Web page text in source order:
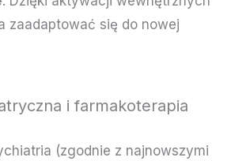
zaadaptować się do nowej
i farmakoterapia
(zgodnie z najnowszymi